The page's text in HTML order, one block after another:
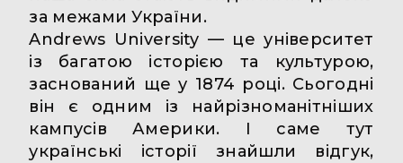
за межами України.
Andrews University — це університет
із багатою історією та культурою,
заснований ще у 1874 році. Сьогодні
він є одним із найрізноманітніших
кампусів Америки. І саме тут
українські історії знайшли відгук,